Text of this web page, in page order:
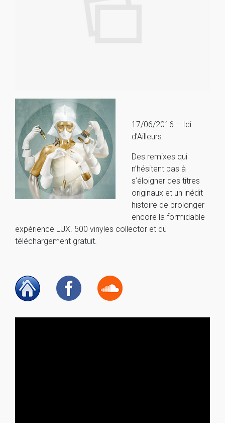
17/06/2016 – Ici
d’Ailleurs
Des remixes qui
n’hésitent pas à
s’éloigner des titres
originaux et un inédit
histoire de prolonger
encore la formidable
expérience LUX. 500 vinyles collector et du
téléchargement gratuit.